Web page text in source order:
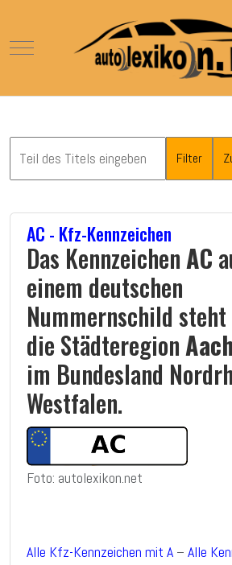
Mobile Menu Toggle
Filter
AC - Kfz-Kennzeichen
Das Kennzeichen AC
einem deutschen
Nummernschild
die Städteregion
im Bundesland
Westfalen.
Foto: autolexikon.net
Alle Kfz-Kennzeichen mit A – Alle